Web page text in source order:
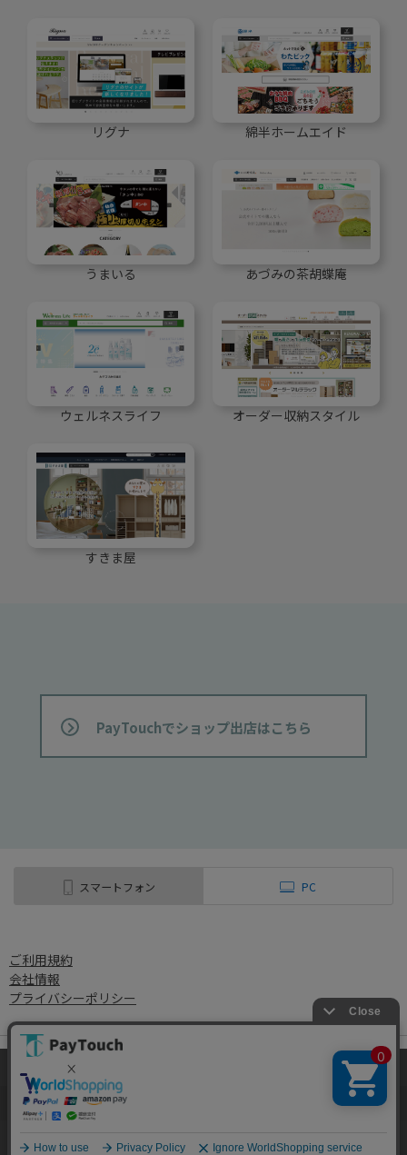
リグナ 綿半ホームエイド
うまいる あづみの茶胡蝶庵
ウェルネスライフ オーダー収納スタイル
すきま屋
PayTouchでショップ出店はこちら
スマートフォン PC
ご利用規約
会社情報
プライバシーポリシー
Copyright 2022 Watahan Partners Co., Ltd.
当ウェブサイトでは、お客様により良いサービス
をご提供するため、クッキーを利用しています。
サイト利用を継続することにより、クッキーの使
細はこちら」をご覧ください。
同意する